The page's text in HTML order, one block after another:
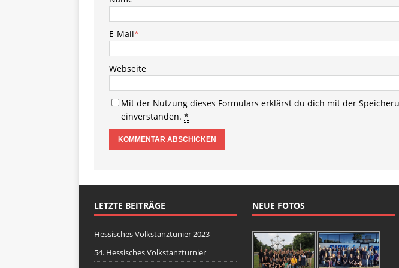
E-Mail*
Webseite
Mit der Nutzung dieses Formulars erklärst du dich mit der
einverstanden. *
LETZTE BEITRÄGE
Hessisches Volkstanztunier 2023
54. Hessisches Volkstanzturnier
NEUE FOTOS